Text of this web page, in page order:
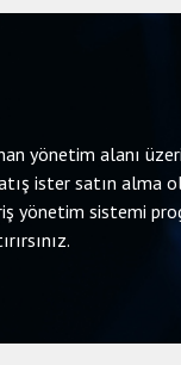
yönetim alanı
ister satın alma
yönetim sistemi